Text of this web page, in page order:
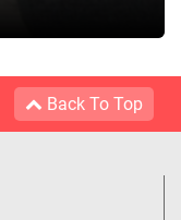
Back To Top